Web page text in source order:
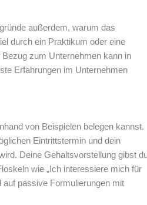
außerdem, warum das
durch ein Praktikum oder eine
zum Unternehmen kann in
Erfahrungen im Unternehmen
von Beispielen belegen kannst.
Eintrittstermin und dein
Deine Gehaltsvorstellung gibst
wie „Ich interessiere mich für
auf passive Formulierungen mit